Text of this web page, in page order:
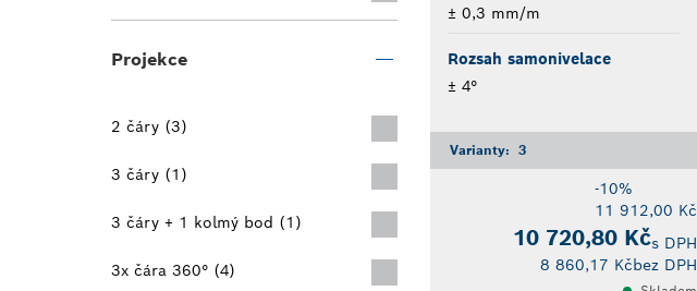
Projekce
2 čáry (3)
3 čáry (1)
3 čáry + 1 kolmý bod (1)
3x čára 360° (4)
± 0,3 mm/m
Rozsah samonivelace
± 4°
Varianty: 3
-10%
11 912,00 Kč
10 720,80 Kčs DPH
8 860,17 Kčbez DPH